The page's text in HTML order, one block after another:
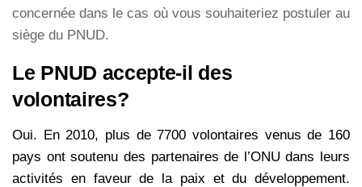
concernée dans le cas où vous souhaiteriez postuler au
siège du PNUD.
Le PNUD accepte-il des
volontaires?
Oui. En 2010, plus de 7700 volontaires venus de 160
pays ont soutenu des partenaires de l’ONU dans leurs
activités en faveur de la paix et du développement.